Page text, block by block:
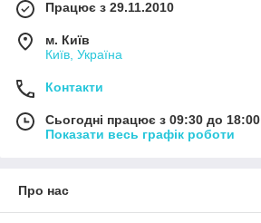
Працює з 29.11.2010
м. Київ
Київ, Україна
Контакти
Сьогодні працює з 09:30 до 18:00
Показати весь графік роботи
Про нас